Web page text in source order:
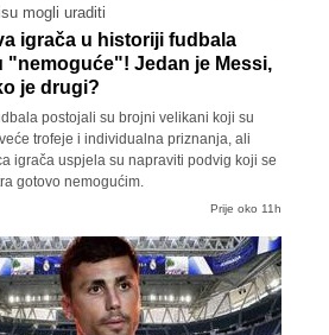
mogli uraditi
igrača u historiji fudbala
"nemoguće"! Jedan je Messi,
je drugi?
postojali su brojni velikani koji su
trofeje i individualna priznanja, ali
igrača uspjela su napraviti podvig koji se
gotovo nemogućim.
Prije oko 11h